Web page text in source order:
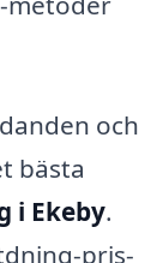
och
bästa
i Ekeby.
pris-